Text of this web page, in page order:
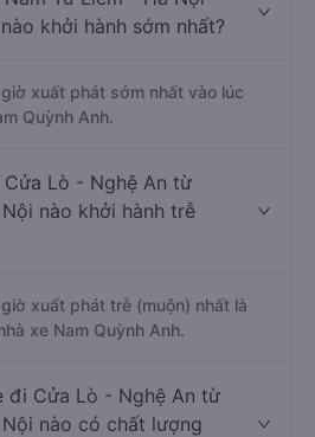
khởi hành sớm nhất?
xuất phát sớm nhất vào lúc
Quỳnh Anh.
Lò - Nghệ An từ
nào khởi hành trễ
xuất phát trễ (muộn) nhất là
xe Nam Quỳnh Anh.
đi Cửa Lò - Nghệ An từ
nào có chất lượng